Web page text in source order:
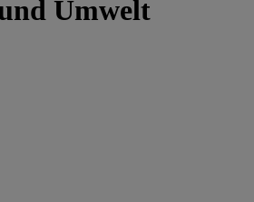
Umwelt